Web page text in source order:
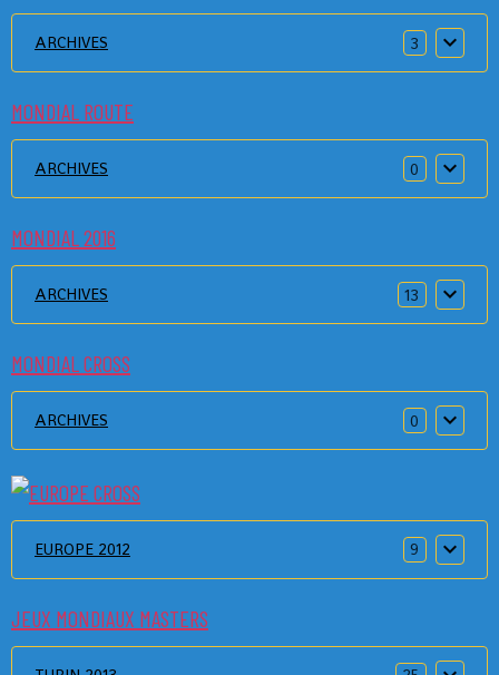
ARCHIVES 3
MONDIAL ROUTE
ARCHIVES 0
MONDIAL 2016
ARCHIVES 13
MONDIAL CROSS
ARCHIVES 0
EUROPE 2012 9
JEUX MONDIAUX MASTERS